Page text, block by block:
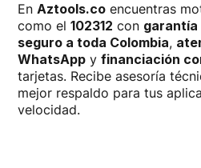
En Aztools.coencuentras
como el 102312 con garantía
seguro a toda Colombia,
WhatsAppy financiación
tarjetas. Recibe asesoría
mejor respaldo para tus
velocidad.